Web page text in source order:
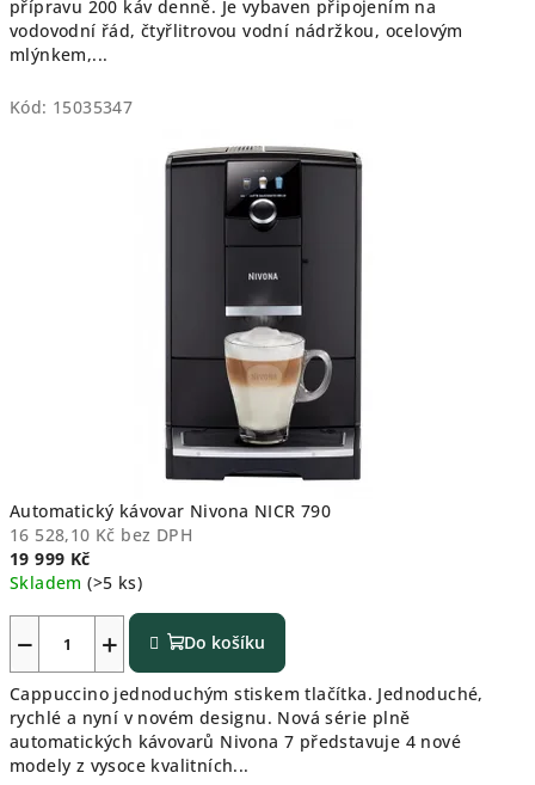
přípravu 200 káv denně. Je vybaven připojením na
vodovodní řád, čtyřlitrovou vodní nádržkou, ocelovým
mlýnkem,...
Kód: 15035347
Automatický kávovar Nivona NICR 790
16 528,10 Kč bez DPH
19 999 Kč
Skladem(>5 ks)
+
− Do košíku
Cappuccino jednoduchým stiskem tlačítka. Jednoduché,
rychlé a nyní v novém designu. Nová série plně
automatických kávovarů Nivona 7 představuje 4 nové
modely z vysoce kvalitních...